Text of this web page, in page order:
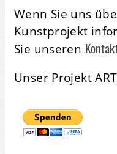
Wenn Sie uns
Kunstprojekt
Sie unseren
Unser Projekt